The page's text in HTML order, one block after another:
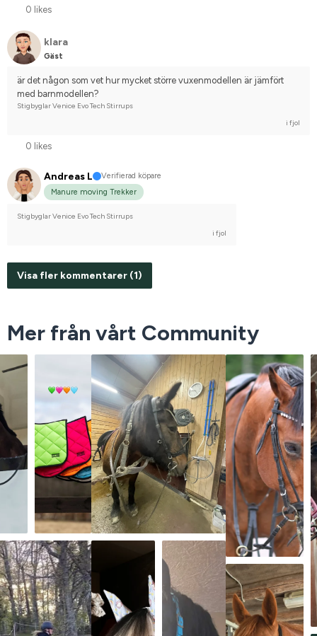
0 likes
klara
Gäst
är det någon som vet hur mycket större vuxenmodellen är jämfört
med barnmodellen?
Stigbyglar Venice Evo Tech Stirrups
i fjol
0 likes
Andreas L
Verifierad köpare
Manure moving Trekker
Stigbyglar Venice Evo Tech Stirrups
i fjol
Visa fler kommentarer (1)
Mer från vårt Community